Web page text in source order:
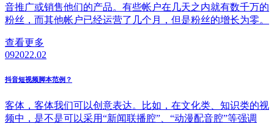
音推广或销售他们的产品。有些帐户在几天之内就有数千万的
粉丝，而其他帐户已经运营了几个月，但是粉丝的增长为零。
查看更多
092022.02
抖音短视频脚本范例？
客体，客体我们可以创意表达。比如，在文化类、知识类的视
频中，是不是可以采用“新闻联播腔”、“动漫配音腔”等强调